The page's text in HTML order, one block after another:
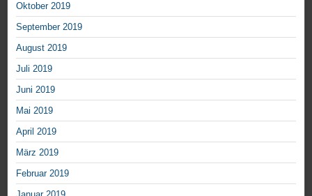
Oktober 2019
September 2019
August 2019
Juli 2019
Juni 2019
Mai 2019
April 2019
März 2019
Februar 2019